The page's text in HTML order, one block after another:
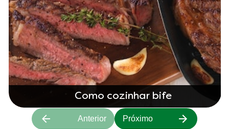
Como cozinhar bife
Anterior Próximo